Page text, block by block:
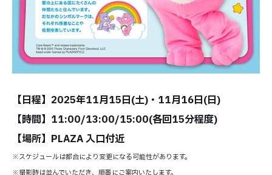
【日程】2025年11月15日(土)・11月16日(日)
【時間】11:00/13:00/15:00(各回15分程度)
【場所】PLAZA 入口付近
※スケジュールは都合により変更になる可能性があります。